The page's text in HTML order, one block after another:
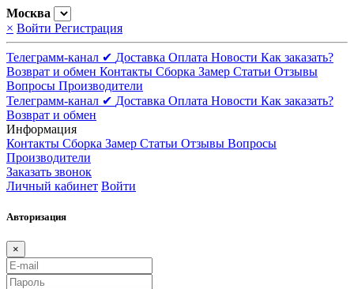
Москва
× Войти Регистрация
Телеграмм-канал ✔ Доставка Оплата Новости Как заказать?
Возврат и обмен Контакты Сборка Замер Статьи Отзывы
Вопросы Производители
Телеграмм-канал ✔ Доставка Оплата Новости Как заказать?
Возврат и обмен
Информация
Контакты Сборка Замер Статьи Отзывы Вопросы
Производители
Заказать звонок
Личный кабинет Войти
Авторизация
×